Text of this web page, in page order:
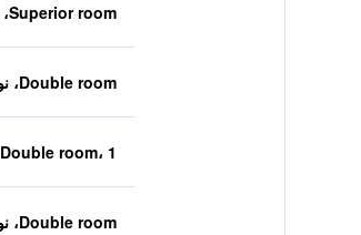
Superior room، نوع السرير غير معروف
Double room، نوع السرير غير معروف
Double room، 1 سرير توأم
Double room، نوع السرير غير معروف